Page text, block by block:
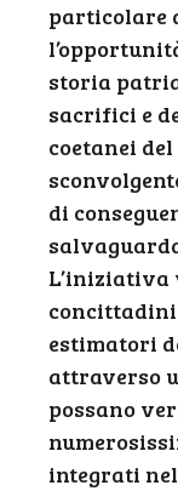
particolare
storia
sacrifici e
coetanei
di
L’iniziativa
estimatori
attraverso
possano
integrati